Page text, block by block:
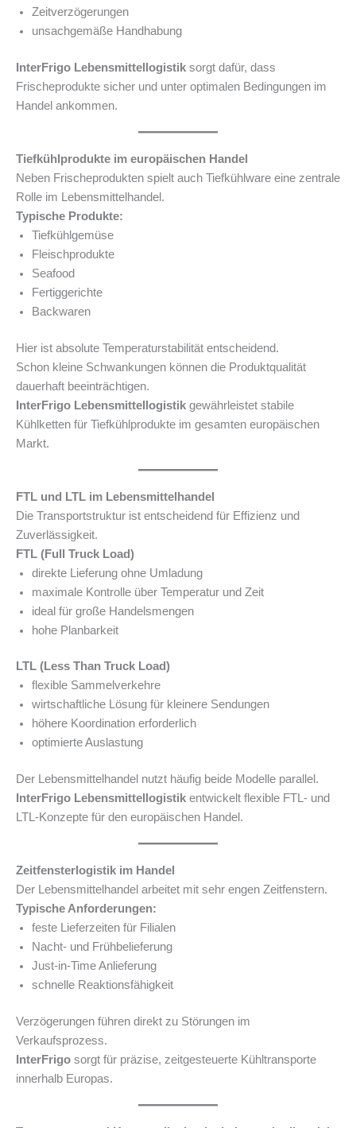
Zeitverzögerungen
unsachgemäße Handhabung
InterFrigo Lebensmittellogistik sorgt dafür, dass
Frischeprodukte sicher und unter optimalen Bedingungen im
Handel ankommen.
Tiefkühlprodukte im europäischen Handel
Neben Frischeprodukten spielt auch Tiefkühlware eine zentrale
Rolle im Lebensmittelhandel.
Typische Produkte:
Tiefkühlgemüse
Fleischprodukte
Seafood
Fertiggerichte
Backwaren
Hier ist absolute Temperaturstabilität entscheidend.
Schon kleine Schwankungen können die Produktqualität
dauerhaft beeinträchtigen.
InterFrigo Lebensmittellogistik gewährleistet stabile
Kühlketten für Tiefkühlprodukte im gesamten europäischen
Markt.
FTL und LTL im Lebensmittelhandel
Die Transportstruktur ist entscheidend für Effizienz und
Zuverlässigkeit.
FTL (Full Truck Load)
direkte Lieferung ohne Umladung
maximale Kontrolle über Temperatur und Zeit
ideal für große Handelsmengen
hohe Planbarkeit
LTL (Less Than Truck Load)
flexible Sammelverkehre
wirtschaftliche Lösung für kleinere Sendungen
höhere Koordination erforderlich
optimierte Auslastung
Der Lebensmittelhandel nutzt häufig beide Modelle parallel.
InterFrigo Lebensmittellogistik entwickelt flexible FTL- und
LTL-Konzepte für den europäischen Handel.
Zeitfensterlogistik im Handel
Der Lebensmittelhandel arbeitet mit sehr engen Zeitfenstern.
Typische Anforderungen:
feste Lieferzeiten für Filialen
Nacht- und Frühbelieferung
Just-in-Time Anlieferung
schnelle Reaktionsfähigkeit
Verzögerungen führen direkt zu Störungen im
Verkaufsprozess.
InterFrigo sorgt für präzise, zeitgesteuerte Kühltransporte
innerhalb Europas.